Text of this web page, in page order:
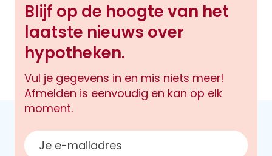
Blijf op de hoogte van het
laatste nieuws over
hypotheken.
Vul je gegevens in en mis niets meer!
Afmelden is eenvoudig en kan op elk
moment.
E-mailadres